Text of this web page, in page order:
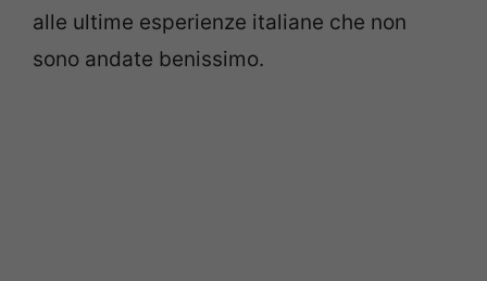
alle ultime esperienze italiane che non
sono andate benissimo.